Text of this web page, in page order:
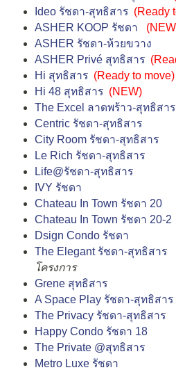
Ideo รัชดา-สุทธิสาร (Ready
ASHER KOOP รัชดา
ASHER รัชดา-ห้วยขวาง
ASHER Privé สุทธิสาร (
Hi สุทธิสาร (Ready to move)
Hi 48 สุทธิสาร (NEW)
The Excel ลาดพร้าว-สุทธิสาร
Centric รัชดา-สุทธิสาร
City Room รัชดา-สุทธิสาร
Le Rich รัชดา-สุทธิสาร
Life@รัชดา-สุทธิสาร
IVY รัชดา
Chateau In Town รัชดา 20
Chateau In Town รัชดา 20-2
Dsign Condo รัชดา
The Elegant รัชดา-สุทธิสาร
โครงการ
Grene สุทธิสาร
A Space Play รัชดา-สุทธิสาร
The Privacy รัชดา-สุทธิสาร
Happy Condo รัชดา 18
The Private @สุทธิสาร
Metro Luxe รัชดา